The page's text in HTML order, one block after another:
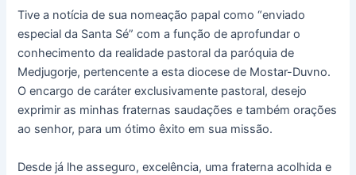
Tive a notícia de sua nomeação papal como “enviado
especial da Santa Sé” com a função de aprofundar o
conhecimento da realidade pastoral da paróquia de
Medjugorje, pertencente a esta diocese de Mostar-Duvno.
O encargo de caráter exclusivamente pastoral, desejo
exprimir as minhas fraternas saudações e também orações
ao senhor, para um ótimo êxito em sua missão.
Desde já lhe asseguro, excelência, uma fraterna acolhida e